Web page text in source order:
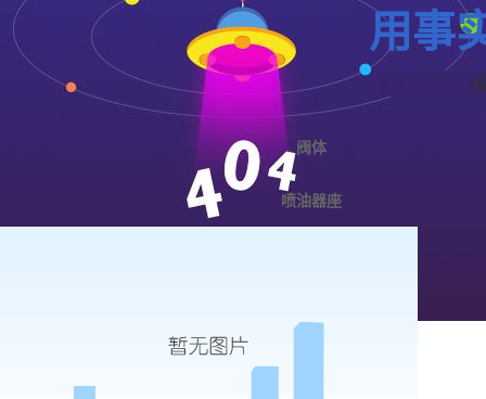
用事
阀体
喷油器座